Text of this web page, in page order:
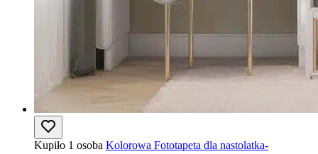
Kupiło 1 osoba Kolorowa Fototapeta dla nastolatka-